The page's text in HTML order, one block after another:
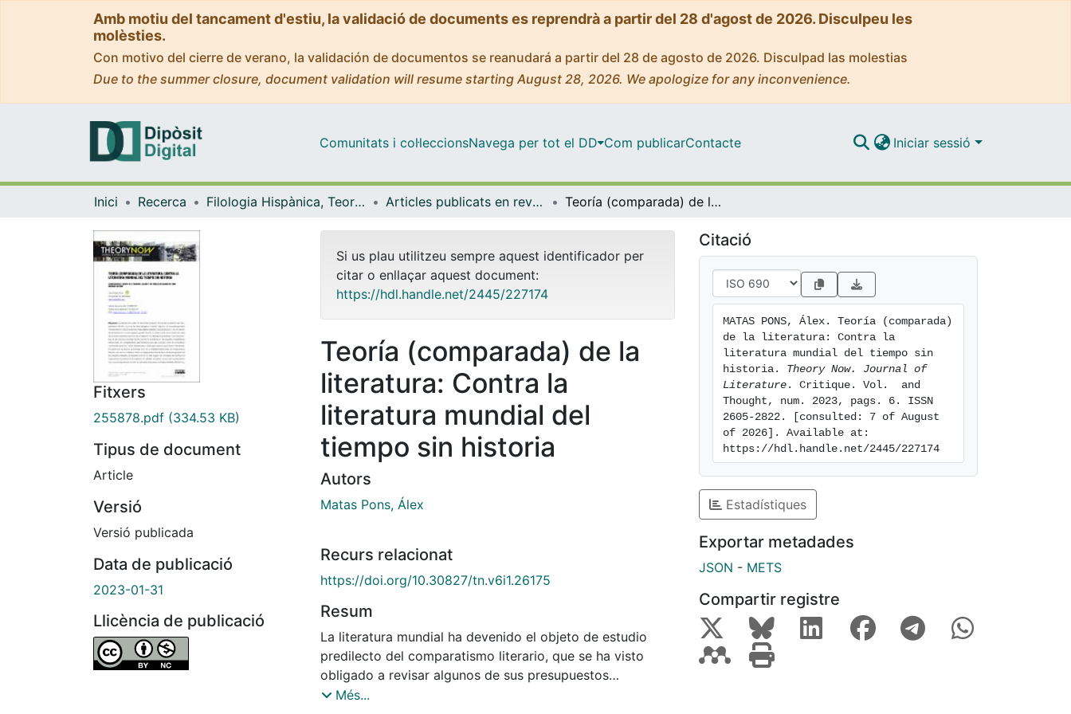
Amb motiu del tancament d'estiu, la validació de documents es reprendrà a partir del 28 d'agost de 2026. Disculpeu les
molèsties.
Con motivo del cierre de verano, la validación de documentos se reanudará a partir del 28 de agosto de 2026. Disculpad las molestias
Due to the summer closure, document validation will resume starting August 28, 2026. We apologize for any inconvenience.
Comunitats i col·leccionsNavega per tot el DD Com publicarContacte Iniciar sessió
Inici Recerca Filologia Hispànica, Teoria de la Literatura i Comunicació Articles publicats en revistes (Filologia Hispànica, Teoria de la Literatura i Comunicació) Teoría (comparada) de la literatura: Contra la literatura mundial del tiempo sin historia
Fitxers
255878.pdf (334.53 KB)
Tipus de document
Article
Versió
Versió publicada
Data de publicació
2023-01-31
Llicència de publicació
Si us plau utilitzeu sempre aquest identificador per
citar o enllaçar aquest document:
https://hdl.handle.net/2445/227174
Teoría (comparada) de la
literatura: Contra la
literatura mundial del
tiempo sin historia
Autors
Matas Pons, Álex
Recurs relacionat
https://doi.org/10.30827/tn.v6i1.26175
Resum
La literatura mundial ha devenido el objeto de estudio
predilecto del comparatismo literario, que se ha visto
obligado a revisar algunos de sus presupuestos
metodológicos clásicos ante las modalidades inéditas de
Més...
Citació
MATAS PONS, Álex. Teoría (comparada)
de la literatura: Contra la
literatura mundial del tiempo sin
historia. Theory Now. Journal of
Literature . Critique. Vol.  and
Thought, num. 2023, pags. 6. ISSN
2605-2822. [consulted: 7 of August
of 2026]. Available at:
https://hdl.handle.net/2445/227174
Estadístiques
Exportar metadades
JSON - METS
Compartir registre